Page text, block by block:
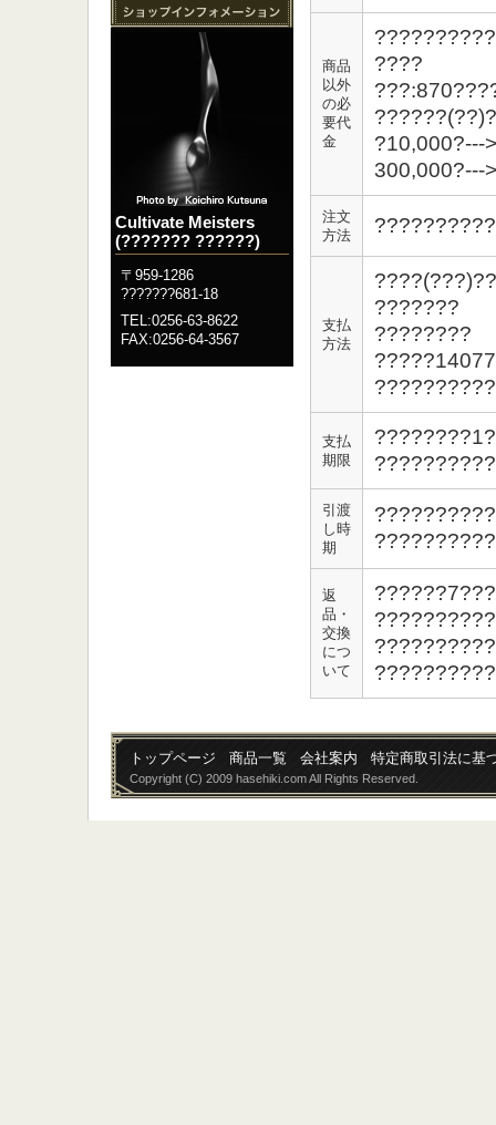
Cultivate Meisters
(??????? ??????)
〒959-1286
???????681-18
TEL:0256-63-8622
FAX:0256-64-3567
商品
以外
の必
要代
金
????
??????(??)?
?10,000?---
300,000?---
注文
方法
支払
方法
???????
????????
支払
期限
引渡
し時
期
返
品・
交換
につ
いて
トップページ 商品一覧 会社案内 特定商取引法に基
Copyright (C) 2009 hasehiki.com All Rights Reserved.